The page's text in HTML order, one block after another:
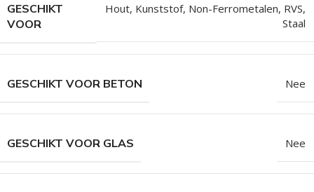
GESCHIKT
VOOR
Hout, Kunststof, Non-Ferrometalen, RVS,
Staal
GESCHIKT VOOR BETON Nee
GESCHIKT VOOR GLAS Nee